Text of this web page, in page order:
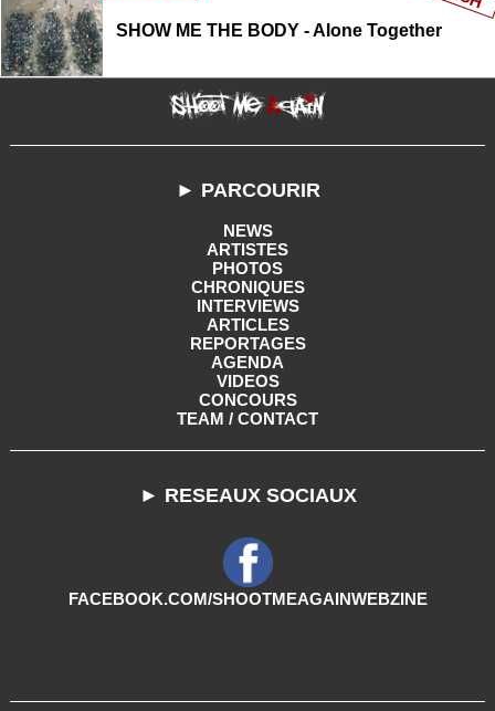
SHOW ME THE BODY - Alone Together
► PARCOURIR
NEWS
ARTISTES
PHOTOS
CHRONIQUES
INTERVIEWS
ARTICLES
REPORTAGES
AGENDA
VIDEOS
CONCOURS
TEAM / CONTACT
► RESEAUX SOCIAUX
FACEBOOK.COM/SHOOTMEAGAINWEBZINE